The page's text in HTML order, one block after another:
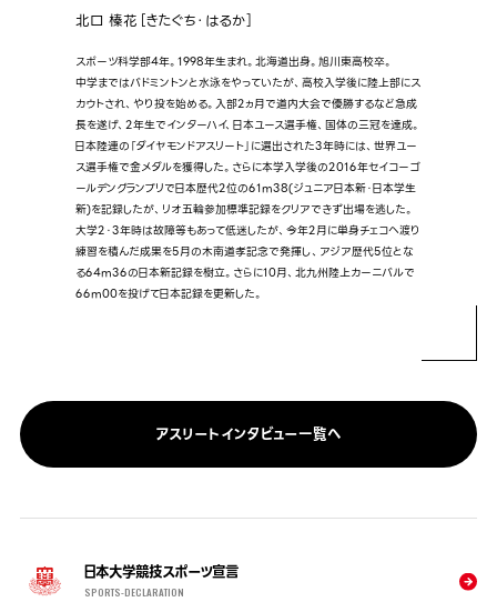
北口 榛花［きたぐち・はるか］
スポーツ科学部4年。1998年生まれ。北海道出身。旭川東高校卒。
中学まではバドミントンと水泳をやっていたが、高校入学後に陸上部にス
カウトされ、やり投を始める。入部2ヵ月で道内大会で優勝するなど急成
長を遂げ、2年生でインターハイ、日本ユース選手権、国体の三冠を達成。
日本陸連の「ダイヤモンドアスリート」に選出された3年時には、世界ユー
ス選手権で金メダルを獲得した。さらに本学入学後の2016年セイコーゴ
ールデングランプリで日本歴代2位の61m38(ジュニア日本新・日本学生
新)を記録したが、リオ五輪参加標準記録をクリアできず出場を逃した。
大学2・3年時は故障等もあって低迷したが、今年2月に単身チェコへ渡り
練習を積んだ成果を5月の木南道孝記念で発揮し、アジア歴代5位とな
る64m36の日本新記録を樹立。さらに10月、北九州陸上カーニバルで
66m00を投げて日本記録を更新した。
アスリートインタビュー一覧へ
日本大学競技スポーツ宣言
SPORTS-DECLARATION